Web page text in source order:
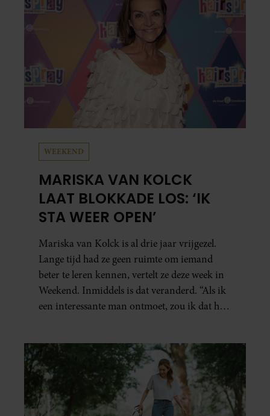
bijzonder de reis voor haar is geweest.
WEEKEND
MARISKA VAN KOLCK
LAAT BLOKKADE LOS: ‘IK
STA WEER OPEN’
Mariska van Kolck is al drie jaar vrijgezel.
Lange tijd had ze geen ruimte om iemand
beter te leren kennen, vertelt ze deze week in
Weekend. Inmiddels is dat veranderd. “Als ik
een interessante man ontmoet, zou ik dat heel